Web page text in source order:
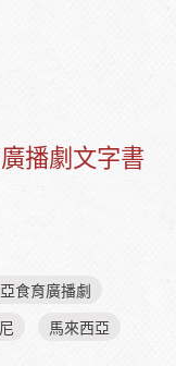
沛君營養師
播劇文字書
食育廣播劇
馬來西亞